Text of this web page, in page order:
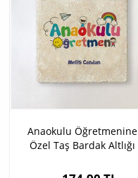
Anaokulu Öğretmenine
Özel Taş Bardak Altlığı